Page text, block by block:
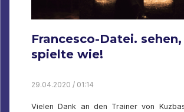
Francesco-Datei.
spielte wie!
29.04.2020 / 01:14
Vielen Dank an den Trainer von